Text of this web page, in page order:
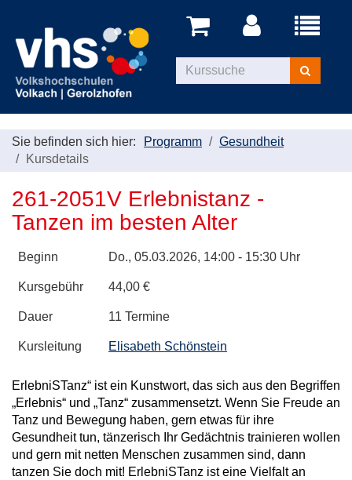
Menü
Kurse
suchen
Sie befinden sich hier: Programm
Gesundheit
Kursdetails
261-2051V Erlebnistanz -
Tanzen im besten Alter
Beginn Do., 05.03.2026, 14:00 - 15:30 Uhr
Kursgebühr 44,00 €
Dauer 11 Termine
Kursleitung Elisabeth Schönstein
ErlebniSTanz“ ist ein Kunstwort, das sich aus den Begriffen
„Erlebnis“ und „Tanz“ zusammensetzt. Wenn Sie Freude an
Tanz und Bewegung haben, gern etwas für ihre
Gesundheit tun, tänzerisch Ihr Gedächtnis trainieren wollen
und gern mit netten Menschen zusammen sind, dann
tanzen Sie doch mit! ErlebniSTanz ist eine Vielfalt an